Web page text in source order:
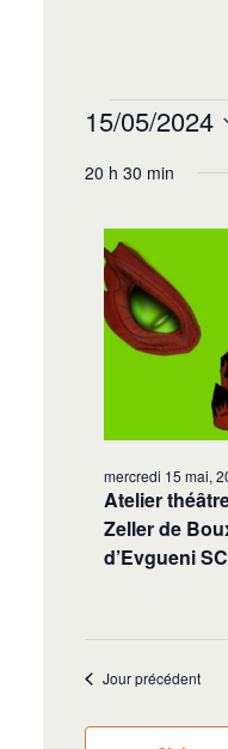
15/05/2024
une
20 h 30 min
Atelier
Zeller de
d’Evgueni
mercredi 15 mai,
Jour précédent